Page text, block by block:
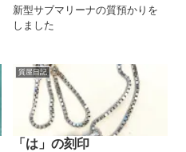
新型サブマリーナの質預かりを
しました
質屋日記
「は」の刻印